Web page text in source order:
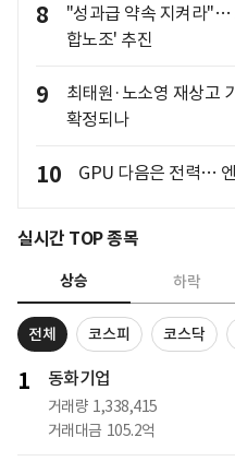
8
"성과급 약속 지켜라"…
합노조' 추진
9
최태원·노소영 재상고
확정되나
10 GPU 다음은 전력…
실시간 TOP 종목
상승 하락
전체 코스피 코스닥
1 동화기업
거래량 1,338,415
거래대금 105.2억